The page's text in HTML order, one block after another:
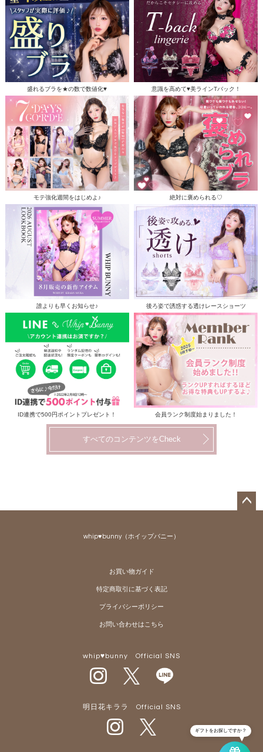
盛れるブラを★の数で数値化♥ 意識を高めて♥美ラインTバック！
モテ強化週間をはじめよ♪ 絶対に褒められる♡
誰よりも早くお知らせ♪ 後ろ姿で誘惑する透けレースショーツ
ID連携で500円ポイントプレゼント！ 会員ランク制度始まりました！
すべてのコンテンツをCheck
whip♥bunny（ホイップバニー）
お買い物ガイド
特定商取引に基づく表記
プライバシーポリシー
お問い合わせはこちら
whip♥bunny Official SNS
明日花キララ Official SNS
ギフトをお探しですか？